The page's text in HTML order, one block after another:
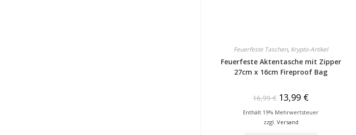
Feuerfeste Taschen, Krypto-Artikel
Feuerfeste Aktentasche mit Zipper
27cm x 16cm Fireproof Bag
16,99€ 13,99 €
Enthält 19% Mehrwertsteuer
zzgl. Versand